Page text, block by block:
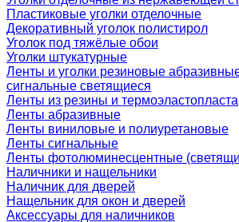
Пластиковые уголки отделочные
Декоративный уголок полистирол
Уголок под тяжёлые обои
Уголки штукатурные
Ленты и уголки резиновые
сигнальные светящиеся
Ленты из резины и термоэластопласта
Ленты абразивные
Ленты виниловые и полиуретановые
Ленты сигнальные
Ленты фотолюминесцентные
Наличники и нащельники
Наличник для дверей
Нащельник для окон и дверей
Аксессуары для наличников